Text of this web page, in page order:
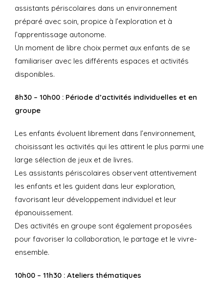
assistants périscolaires dans un environnement
préparé avec soin, propice à l’exploration et à
l’apprentissage autonome.
Un moment de libre choix permet aux enfants de se
familiariser avec les différents espaces et activités
disponibles.
8h30 – 10h00 : Période d’activités individuelles et en
groupe
Les enfants évoluent librement dans l’environnement,
choisissant les activités qui les attirent le plus parmi une
large sélection de jeux et de livres.
Les assistants périscolaires observent attentivement
les enfants et les guident dans leur exploration,
favorisant leur développement individuel et leur
épanouissement.
Des activités en groupe sont également proposées
pour favoriser la collaboration, le partage et le vivre-
ensemble.
10h00 – 11h30 : Ateliers thématiques